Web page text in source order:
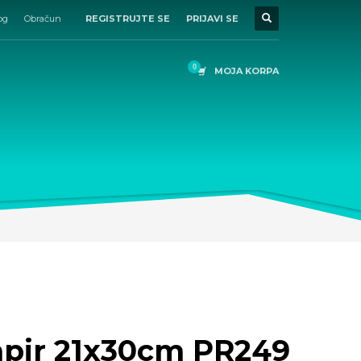
Obračun REGISTRUJTE SE PRIJAVI SE
MOJA KORPA
21x30cm PR249